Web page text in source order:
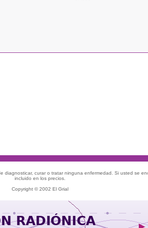
curar o tratar ninguna enfermedad. Si usted se
incluido en los precios.
Copyright © 2002 El Grial